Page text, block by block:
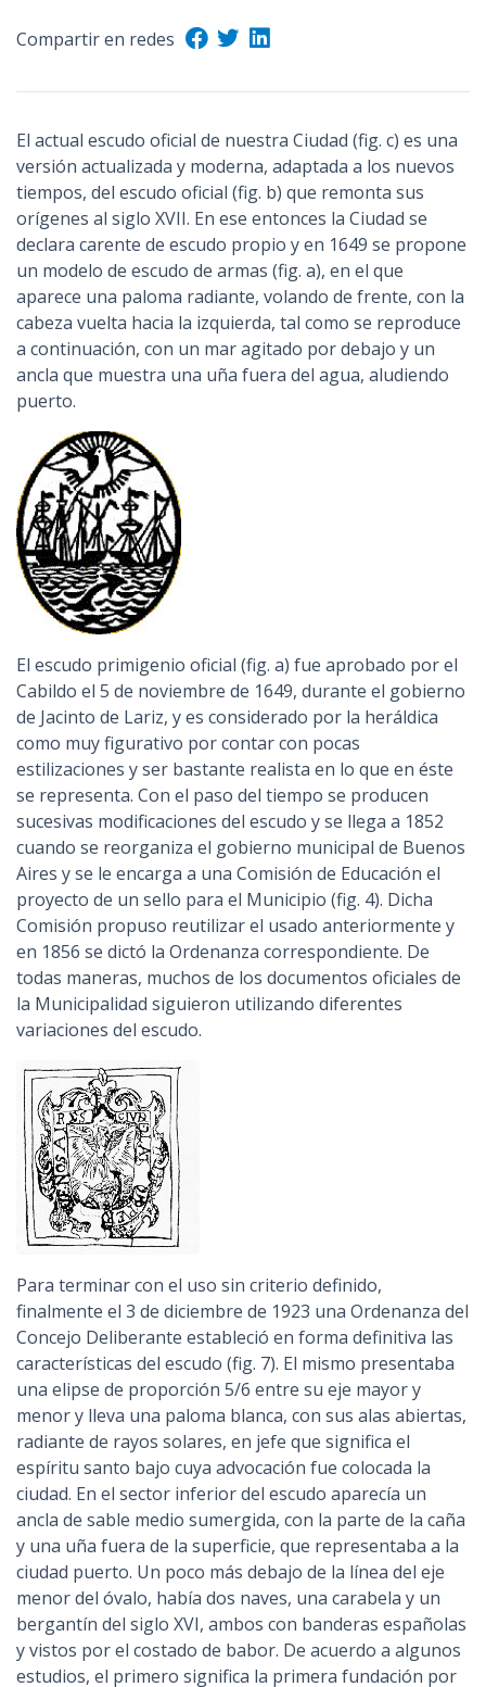
Compartir en redes
El actual escudo oficial de nuestra Ciudad (fig. c) es una
versión actualizada y moderna, adaptada a los nuevos
tiempos, del escudo oficial (fig. b) que remonta sus
orígenes al siglo XVII. En ese entonces la Ciudad se
declara carente de escudo propio y en 1649 se propone
un modelo de escudo de armas (fig. a), en el que
aparece una paloma radiante, volando de frente, con la
cabeza vuelta hacia la izquierda, tal como se reproduce
a continuación, con un mar agitado por debajo y un
ancla que muestra una uña fuera del agua, aludiendo
puerto.
El escudo primigenio oficial (fig. a) fue aprobado por el
Cabildo el 5 de noviembre de 1649, durante el gobierno
de Jacinto de Lariz, y es considerado por la heráldica
como muy figurativo por contar con pocas
estilizaciones y ser bastante realista en lo que en éste
se representa. Con el paso del tiempo se producen
sucesivas modificaciones del escudo y se llega a 1852
cuando se reorganiza el gobierno municipal de Buenos
Aires y se le encarga a una Comisión de Educación el
proyecto de un sello para el Municipio (fig. 4). Dicha
Comisión propuso reutilizar el usado anteriormente y
en 1856 se dictó la Ordenanza correspondiente. De
todas maneras, muchos de los documentos oficiales de
la Municipalidad siguieron utilizando diferentes
variaciones del escudo.
Para terminar con el uso sin criterio definido,
finalmente el 3 de diciembre de 1923 una Ordenanza del
Concejo Deliberante estableció en forma definitiva las
características del escudo (fig. 7). El mismo presentaba
una elipse de proporción 5/6 entre su eje mayor y
menor y lleva una paloma blanca, con sus alas abiertas,
radiante de rayos solares, en jefe que significa el
espíritu santo bajo cuya advocación fue colocada la
ciudad. En el sector inferior del escudo aparecía un
ancla de sable medio sumergida, con la parte de la caña
y una uña fuera de la superficie, que representaba a la
ciudad puerto. Un poco más debajo de la línea del eje
menor del óvalo, había dos naves, una carabela y un
bergantín del siglo XVI, ambos con banderas españolas
y vistos por el costado de babor. De acuerdo a algunos
estudios, el primero significa la primera fundación por